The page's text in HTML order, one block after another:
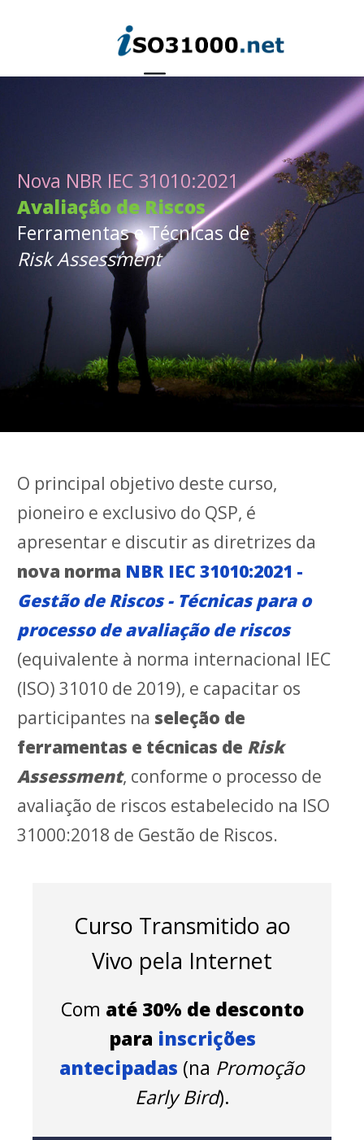
Nova NBR IEC 31010:2021
Avaliação de Riscos
Ferramentas e Técnicas de
Risk Assessment
O principal objetivo deste curso,
pioneiro e exclusivo do QSP, é
apresentar e discutir as diretrizes da
nova norma NBR IEC 31010:2021 -
Gestão de Riscos - Técnicas para o
processo de avaliação de riscos
(equivalente à norma internacional IEC
(ISO) 31010 de 2019), e capacitar os
participantes na seleção de
ferramentas e técnicas de Risk
Assessment, conforme o processo de
avaliação de riscos estabelecido na ISO
31000:2018 de Gestão de Riscos.
Curso Transmitido ao
Vivo pela Internet
Com até 30% de desconto
para inscrições
antecipadas (na Promoção
Early Bird).